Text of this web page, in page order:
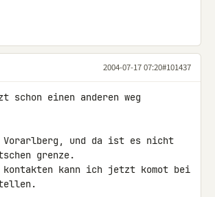
2004-07-17 07:20#101437
schon einen anderen weg
Vorarlberg, und da ist es nicht
grenze.
kann ich jetzt komot bei